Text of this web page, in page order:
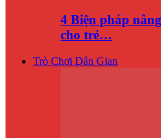
4 Biện pháp
cho trẻ…
Trò Chơi Dân Gian